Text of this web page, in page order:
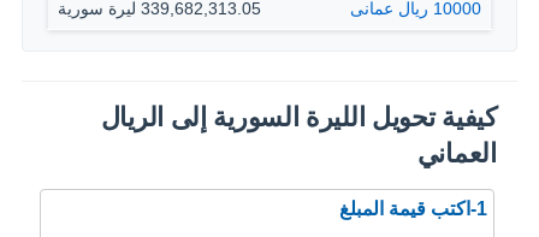
10000 ريال عمانى 339,682,313.05 ليرة سورية
كيفية تحويل الليرة السورية إلى الريال
العماني
1-اكتب قيمة المبلغ